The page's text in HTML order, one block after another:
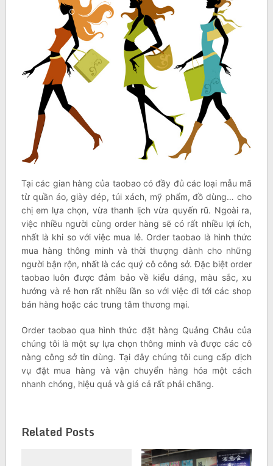
Tại các gian hàng của taobao có đầy đủ các loại mẫu mã
từ quần áo, giày dép, túi xách, mỹ phẩm, đồ dùng… cho
chị em lựa chọn, vừa thanh lịch vừa quyến rũ. Ngoài ra,
việc nhiều người cùng order hàng sẽ có rất nhiều lợi ích,
nhất là khi so với việc mua lẻ. Order taobao là hình thức
mua hàng thông minh và thời thượng dành cho những
người bận rộn, nhất là các quý cô công sở. Đặc biệt order
taobao luôn được đảm bảo về kiểu dáng, màu sắc, xu
hướng và rẻ hơn rất nhiều lần so với việc đi tới các shop
bán hàng hoặc các trung tâm thương mại.
Order taobao qua hình thức đặt hàng Quảng Châu của
chúng tôi là một sự lựa chọn thông minh và được các cô
nàng công sở tin dùng. Tại đây chúng tôi cung cấp dịch
vụ đặt mua hàng và vận chuyển hàng hóa một cách
nhanh chóng, hiệu quả và giá cả rất phải chăng.
Related Posts